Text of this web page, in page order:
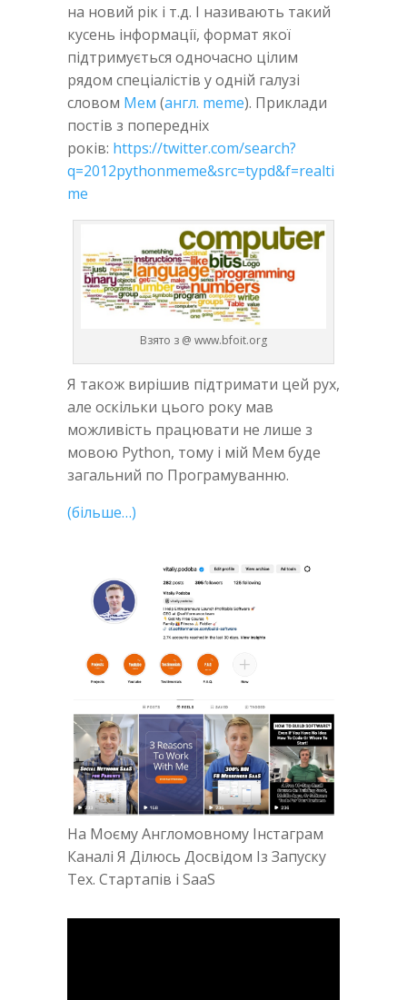
на новий рік і т.д. І називають такий
кусень інформації, формат якої
підтримується одночасно цілим
рядом спеціалістів у одній галузі
словом Мем (англ. meme). Приклади
постів з попередніх
років: https://twitter.com/search?
q=2012pythonmeme&src=typd&f=realti
me
Взято з @ www.bfoit.org
Я також вирішив підтримати цей рух,
але оскільки цього року мав
можливість працювати не лише з
мовою Python, тому і мій Мем буде
загальний по Програмуванню.
(більше…)
На Моєму Англомовному Інстаграм
Каналі Я Ділюсь Досвідом Із Запуску
Тех. Стартапів і SaaS